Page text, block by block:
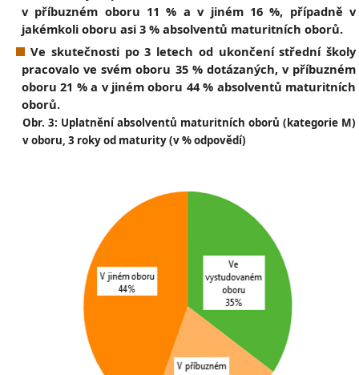
v příbuzném oboru 11 % a v jiném 16 %, případně v
jakémkoli oboru asi 3 % absolventů maturitních oborů.
Ve skutečnosti po 3 letech od ukončení střední školy
pracovalo ve svém oboru 35 % dotázaných, v příbuzném
oboru 21 % a v jiném oboru 44 % absolventů maturitních
oborů.
Obr. 3: Uplatnění absolventů maturitních oborů (kategorie M)
v oboru, 3 roky od maturity (v % odpovědí)